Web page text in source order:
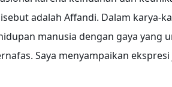
adalah Affandi. Dalam karya-
manusia dengan gaya yang
Saya menyampaikan ekspresi